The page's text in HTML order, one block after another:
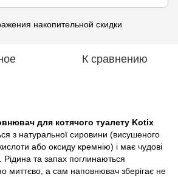
накопительной скидки
К сравнению
для котячого туалету Kotix
з натуральної сировини (висушеного
або оксиду кремнію) і має чудові
Рідина та запах поглинаються
миттєво, а сам наповнювач зберігає не